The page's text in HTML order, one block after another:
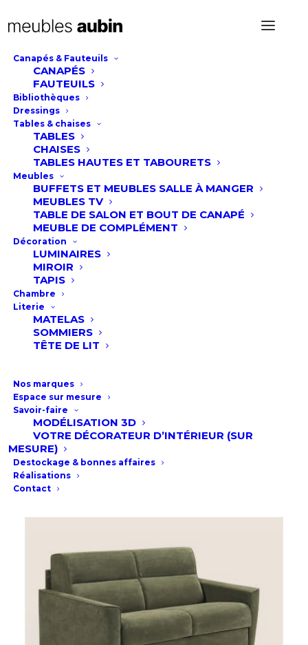
Canapés & Fauteuils
CANAPÉS
FAUTEUILS
Bibliothèques
Dressings
Tables & chaises
TABLES
CHAISES
TABLES HAUTES ET TABOURETS
Meubles
BUFFETS ET MEUBLES SALLE À MANGER
MEUBLES TV
TABLE DE SALON ET BOUT DE CANAPÉ
MEUBLE DE COMPLÉMENT
Décoration
LUMINAIRES
MIROIR
TAPIS
Chambre
Literie
MATELAS
SOMMIERS
TÊTE DE LIT
Nos marques
Espace sur mesure
Savoir-faire
MODÉLISATION 3D
VOTRE DÉCORATEUR D’INTÉRIEUR (SUR
MESURE)
Destockage & bonnes affaires
Réalisations
Contact
Canapé BGO